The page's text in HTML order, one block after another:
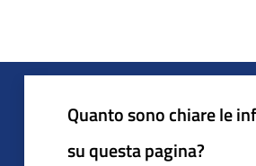
Quanto sono chiare le
su questa pagina?